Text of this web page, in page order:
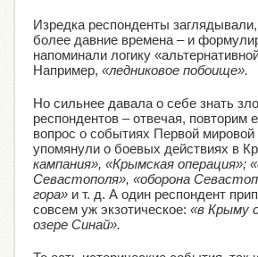
Изредка респонденты
более давние времена – и
напоминали логику
Например, «ледниковое побоище».
Но сильнее давала о себе знать
респондентов – отвечая, повторим
вопрос о событиях Первой
упомянули о боевых действиях в
кампания», «Крымская операция»;
Севастополя», «оборона
гора» и т. д. А один респондент
совсем уж экзотическое: «в Крыму
озере Синай».